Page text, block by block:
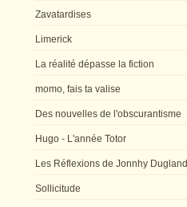
Zavatardises
Limerick
La réalité dépasse la fiction
momo, fais ta valise
Des nouvelles de l'obscurantisme
Hugo - L'année Totor
Les Réflexions de Jonnhy Dugland
Sollicitude